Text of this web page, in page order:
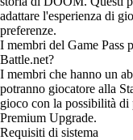
adattare l'esperienza di
preferenze.
I membri del Game Pass
Battle.net?
I membri che hanno un
potranno giocatore alla
gioco con la possibilità di
Premium Upgrade.
Requisiti di sistema